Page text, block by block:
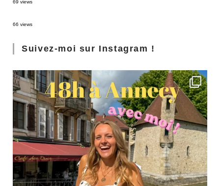
69 views
66 views
Suivez-moi sur Instagram !